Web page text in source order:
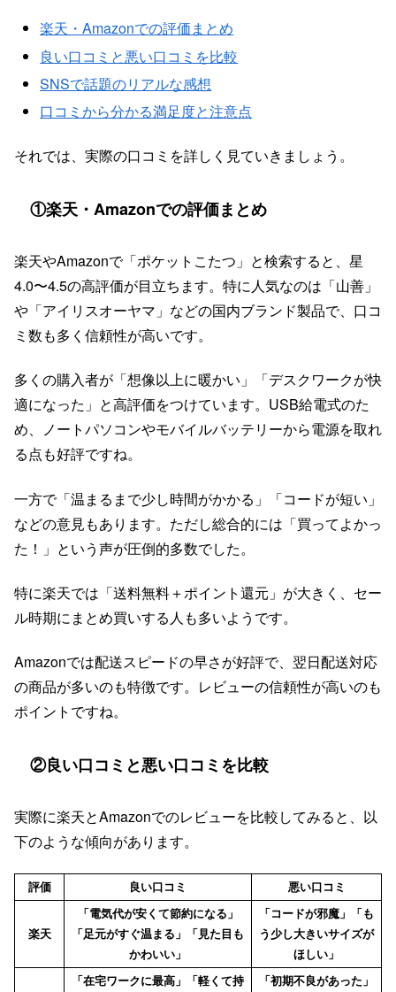
楽天・Amazonでの評価まとめ
良い口コミと悪い口コミを比較
SNSで話題のリアルな感想
口コミから分かる満足度と注意点
それでは、実際の口コミを詳しく見ていきましょう。
①楽天・Amazonでの評価まとめ
楽天やAmazonで「ポケットこたつ」と検索すると、星
4.0〜4.5の高評価が目立ちます。特に人気なのは「山善」
や「アイリスオーヤマ」などの国内ブランド製品で、口コ
ミ数も多く信頼性が高いです。
多くの購入者が「想像以上に暖かい」「デスクワークが快
適になった」と高評価をつけています。USB給電式のた
め、ノートパソコンやモバイルバッテリーから電源を取れ
る点も好評ですね。
一方で「温まるまで少し時間がかかる」「コードが短い」
などの意見もあります。ただし総合的には「買ってよかっ
た！」という声が圧倒的多数でした。
特に楽天では「送料無料＋ポイント還元」が大きく、セー
ル時期にまとめ買いする人も多いようです。
Amazonでは配送スピードの早さが好評で、翌日配送対応
の商品が多いのも特徴です。レビューの信頼性が高いのも
ポイントですね。
②良い口コミと悪い口コミを比較
実際に楽天とAmazonでのレビューを比較してみると、以
下のような傾向があります。
評価 良い口コミ 悪い口コミ
楽天
「電気代が安くて節約になる」
「足元がすぐ温まる」「見た目も
かわいい」
「コードが邪魔」「も
う少し大きいサイズが
ほしい」
「在宅ワークに最高」「軽くて持
「初期不良があった」